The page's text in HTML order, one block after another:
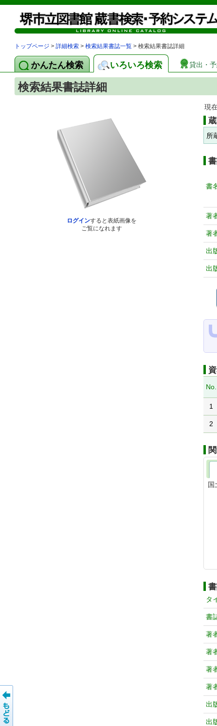
トップページ > 詳細検索 > 検索結果書誌一覧 > 検索結果書誌詳細
かんたん検索 いろいろ検索 貸出・
検索結果書誌詳細
ログインすると表紙画像を
ご覧になれます
現
所
書
著
著
出
出
No.
1
2
タ
書
著
著
著
著
出
出